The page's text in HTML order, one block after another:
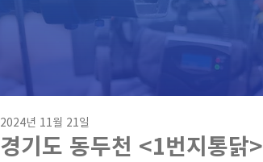
경기도 동두천 <1번지통닭>
2024년 11월 21일